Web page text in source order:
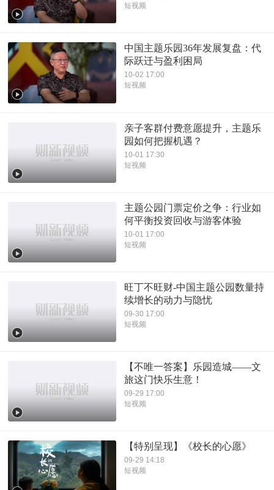
短视频
中国主题乐园36年发展复盘：代
际跃迁与盈利困局
10-02 17:00
短视频
亲子客群付费意愿提升，主题乐
园如何把握机遇？
10-01 17:30
短视频
主题公园门票定价之争：行业如
何平衡投资回收与游客体验
10-01 17:00
短视频
旺丁不旺财-中国主题公园数量持
续增长的动力与隐忧
09-30 17:00
短视频
【不唯一答案】乐园造城——文
旅这门快乐生意！
09-29 17:00
短视频
【特别呈现】《校长的心愿》
09-29 14:18
短视频